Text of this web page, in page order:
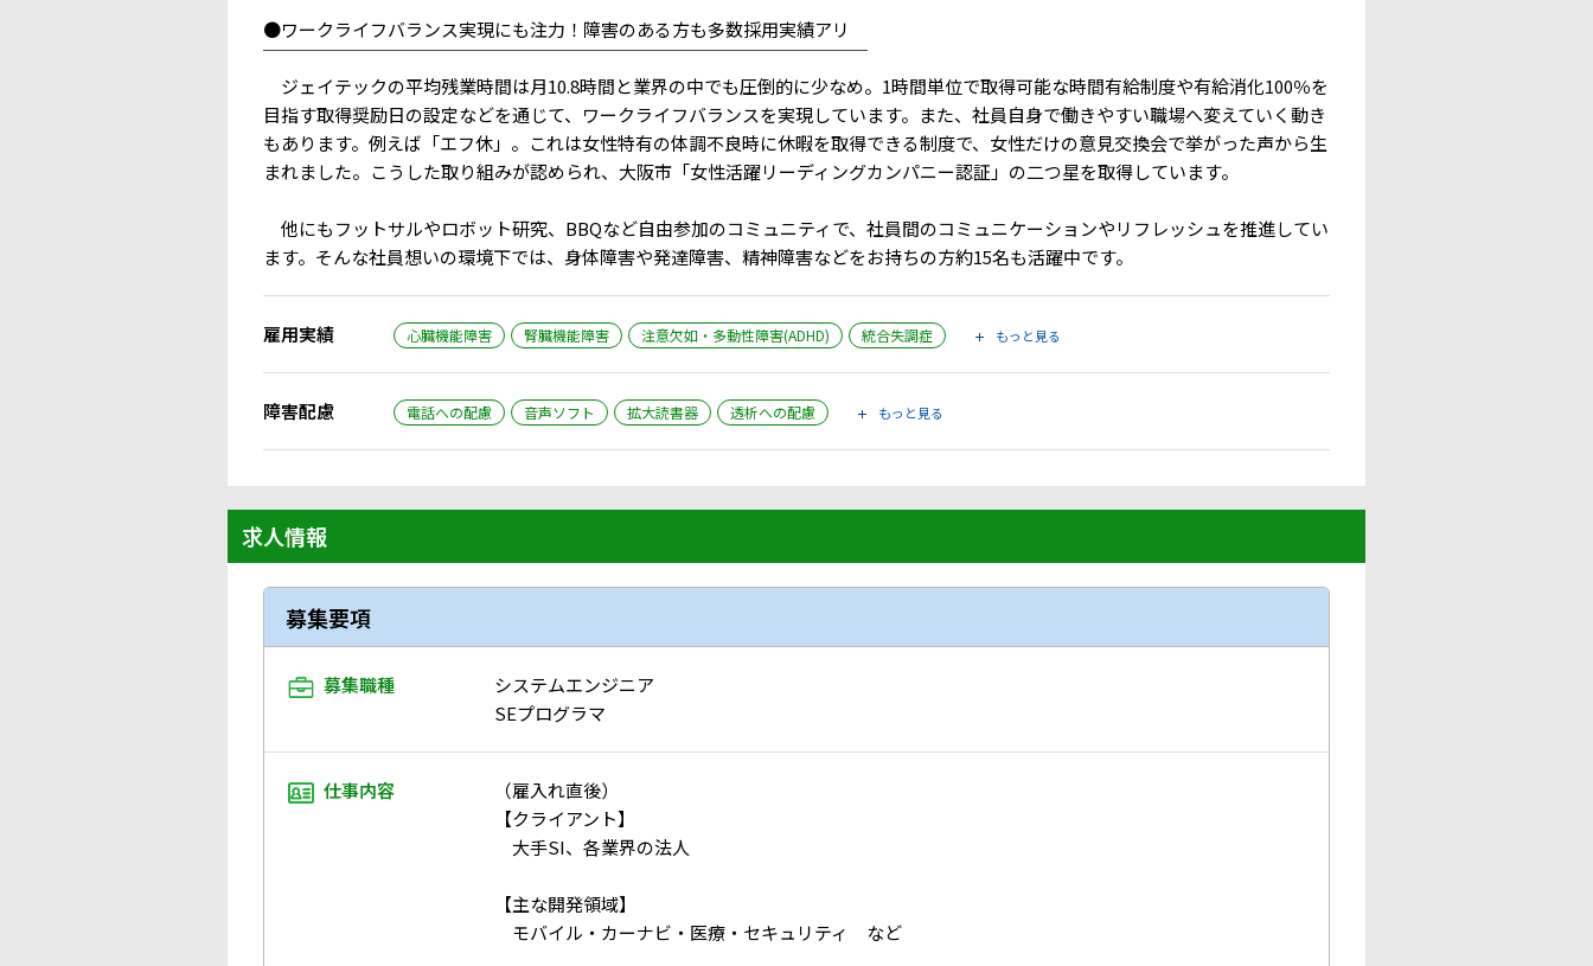
●ワークライフバランス実現にも注力！障害のある方も多数採用実績アリ
￣￣￣￣￣￣￣￣￣￣￣￣￣￣￣￣￣￣￣￣￣￣￣￣￣￣￣￣￣￣￣￣￣￣
ジェイテックの平均残業時間は月10.8時間と業界の中でも圧倒的に少なめ。1時間単位で取得可能な時間有給制度や有給消化100％を
目指す取得奨励日の設定などを通じて、ワークライフバランスを実現しています。また、社員自身で働きやすい職場へ変えていく動き
もあります。例えば「エフ休」。これは女性特有の体調不良時に休暇を取得できる制度で、女性だけの意見交換会で挙がった声から生
まれました。こうした取り組みが認められ、大阪市「女性活躍リーディングカンパニー認証」の二つ星を取得しています。
他にもフットサルやロボット研究、BBQなど自由参加のコミュニティで、社員間のコミュニケーションやリフレッシュを推進してい
ます。そんな社員想いの環境下では、身体障害や発達障害、精神障害などをお持ちの方約15名も活躍中です。
雇用実績 心臓機能障害 腎臓機能障害 注意欠如・多動性障害(ADHD) 統合失調症 もっと見る
障害配慮 電話への配慮 音声ソフト 拡大読書器 透析への配慮 もっと見る
求人情報
募集要項
募集職種
システムエンジニア
SEプログラマ
仕事内容
（雇入れ直後）
【クライアント】
大手SI、各業界の法人
【主な開発領域】
モバイル・カーナビ・医療・セキュリティ など